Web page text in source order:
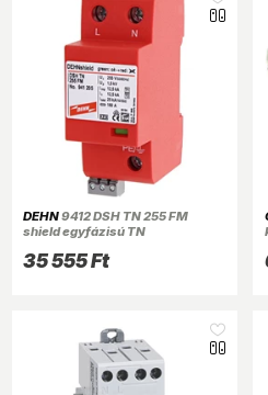
DEHN9412 DSH TN 255 FM
shield egyfázisú TN
akalmazásoptimalizált 1. +2. típ.
35 555 Ft